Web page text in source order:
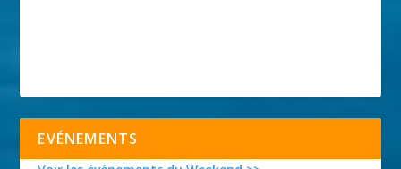
EVÉNEMENTS